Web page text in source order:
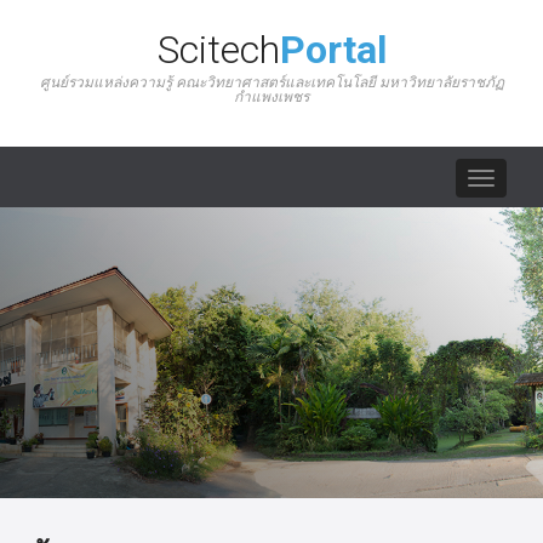
ScitechPortal
ศูนย์รวมแหล่งความรู้ คณะวิทยาศาสตร์และเทคโนโลยี มหาวิทยาลัยราชภัฏ
กำแพงเพชร
Toggle